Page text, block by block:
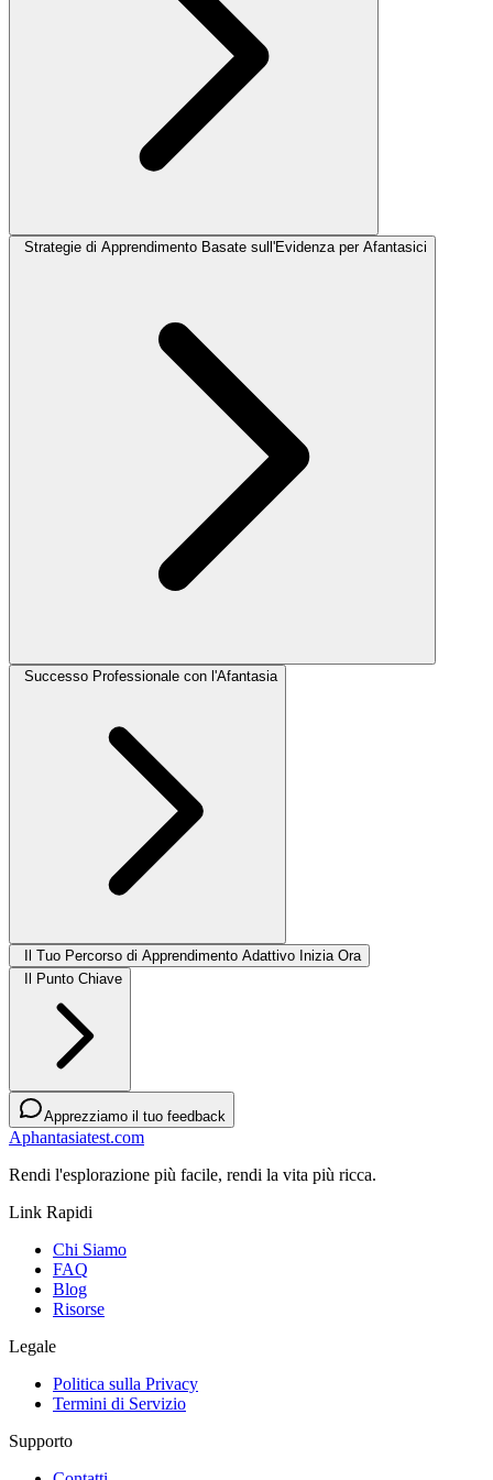
Strategie di Apprendimento Basate sull'Evidenza per Afantasici
Successo Professionale con l'Afantasia
Il Tuo Percorso di Apprendimento Adattivo Inizia Ora
Il Punto Chiave
Apprezziamo il tuo feedback
Aphantasiatest.com
Rendi l'esplorazione più facile, rendi la vita più ricca.
Link Rapidi
Chi Siamo
FAQ
Blog
Risorse
Legale
Politica sulla Privacy
Termini di Servizio
Supporto